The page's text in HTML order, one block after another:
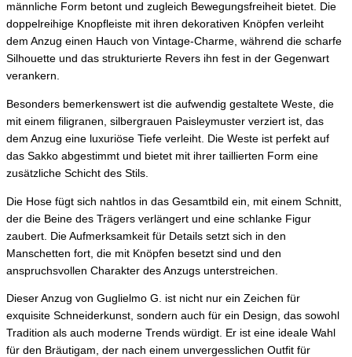
männliche Form betont und zugleich Bewegungsfreiheit bietet. Die
doppelreihige Knopfleiste mit ihren dekorativen Knöpfen verleiht
dem Anzug einen Hauch von Vintage-Charme, während die scharfe
Silhouette und das strukturierte Revers ihn fest in der Gegenwart
verankern.
Besonders bemerkenswert ist die aufwendig gestaltete Weste, die
mit einem filigranen, silbergrauen Paisleymuster verziert ist, das
dem Anzug eine luxuriöse Tiefe verleiht. Die Weste ist perfekt auf
das Sakko abgestimmt und bietet mit ihrer taillierten Form eine
zusätzliche Schicht des Stils.
Die Hose fügt sich nahtlos in das Gesamtbild ein, mit einem Schnitt,
der die Beine des Trägers verlängert und eine schlanke Figur
zaubert. Die Aufmerksamkeit für Details setzt sich in den
Manschetten fort, die mit Knöpfen besetzt sind und den
anspruchsvollen Charakter des Anzugs unterstreichen.
Dieser Anzug von Guglielmo G. ist nicht nur ein Zeichen für
exquisite Schneiderkunst, sondern auch für ein Design, das sowohl
Tradition als auch moderne Trends würdigt. Er ist eine ideale Wahl
für den Bräutigam, der nach einem unvergesslichen Outfit für